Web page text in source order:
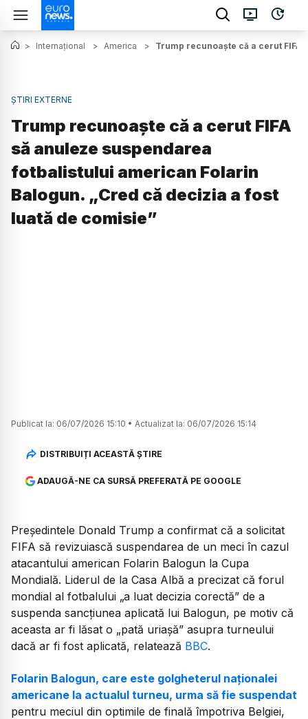
> Internațional > America > Trump recunoaște că a cerut
ȘTIRI EXTERNE
Trump recunoaște că a cerut FIFA
să anuleze suspendarea
fotbalistului american Folarin
Balogun. „Cred că decizia a fost
luată de comisie”
Publicat la: 06/07/2026 15:10 • Actualizat la: 06/07/2026 15:14
DISTRIBUIȚI ACEASTĂ ȘTIRE
ADAUGĂ-NE CA SURSĂ PREFERATĂ PE GOOGLE
Președintele Donald Trump a confirmat că a solicitat
FIFA să revizuiască suspendarea de un meci în cazul
atacantului american Folarin Balogun la Cupa
Mondială. Liderul de la Casa Albă a precizat că forul
mondial al fotbalului „a luat decizia corectă” de a
suspenda sancțiunea aplicată lui Balogun, pe motiv că
aceasta ar fi lăsat o „pată uriașă” asupra turneului
dacă ar fi fost aplicată, relatează BBC.
Folarin Balogun, care este golgheterul naționalei
americane la actualul turneu, urma să fie suspendat
pentru meciul din optimile de finală împotriva Belgiei,